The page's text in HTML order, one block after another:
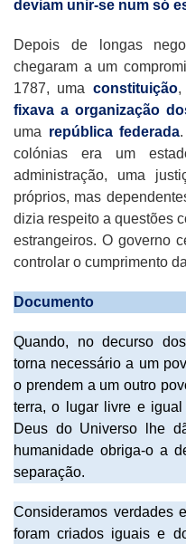
deviam unir-se num só
Depois de longas
chegaram a um
1787, uma constituição,
fixava a organização
uma república federada
colónias era um
administração, uma
próprios, mas
dizia respeito a questões
estrangeiros. O governo
controlar o cumprimento
Documento
Quando, no decurso
torna necessário a um
o prendem a um outro
terra, o lugar livre e
Deus do Universo lhe
humanidade obriga-o a
separação.
Consideramos verdades
foram criados iguais e